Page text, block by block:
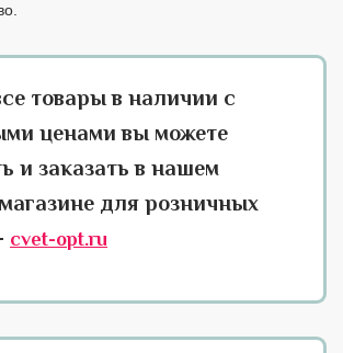
товары в наличии с
ценами вы можете
и заказать в нашем
для розничных
cvet-opt.ru